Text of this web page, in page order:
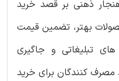
ذهنی بر قصد خرید
بهتر، تضمین قیمت
تبلیغاتی و جاگیری
کنندگان برای خرید